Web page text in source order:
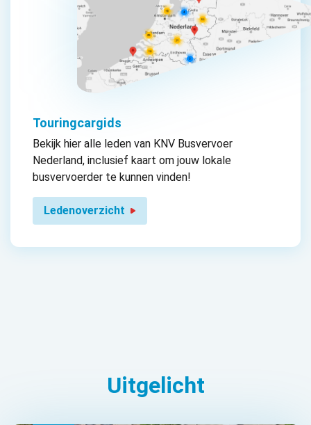
Touringcargids
Bekijk hier alle leden van KNV Busvervoer
Nederland, inclusief kaart om jouw lokale
busvervoerder te kunnen vinden!
Ledenoverzicht
Uitgelicht